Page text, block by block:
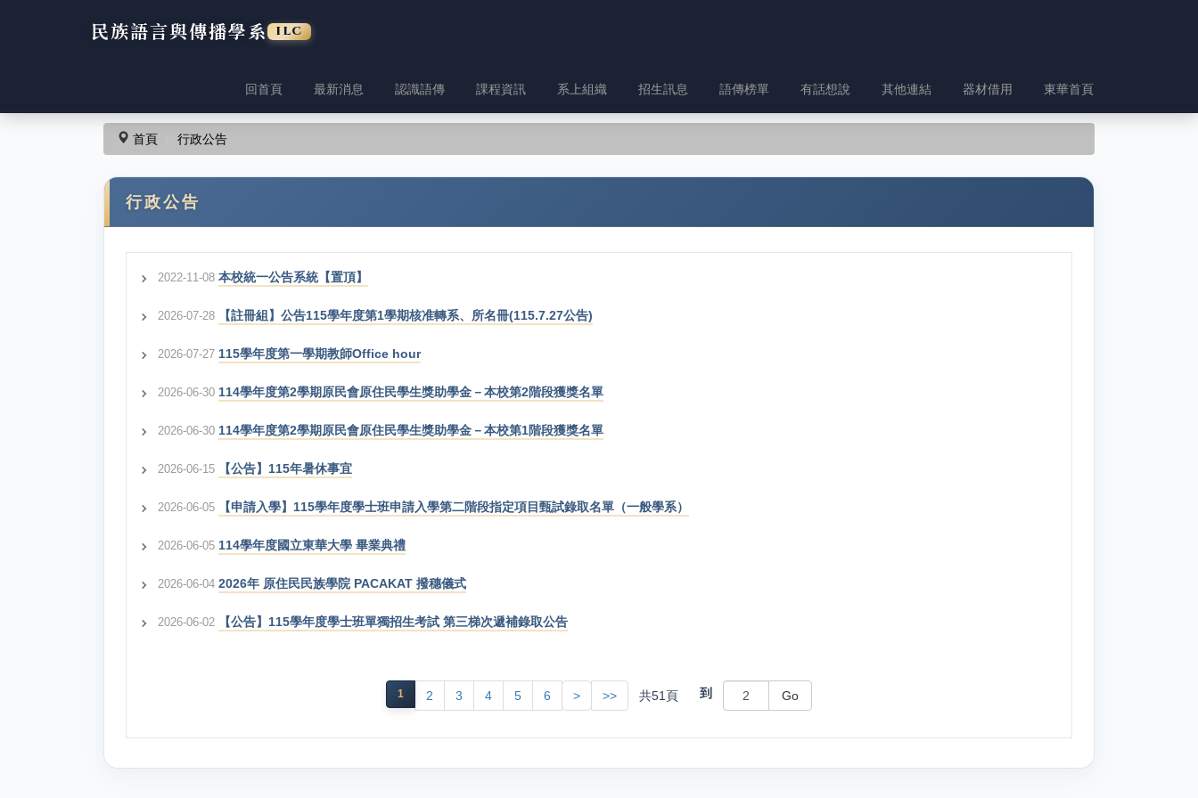
到
民族語言與傳播學系 ILC
回首頁 最新消息 認識語傳 課程資訊 系上組織 招生訊息 語傳榜單 有話想說 其他連結 器材借用 東華首頁
首頁 行政公告
行政公告
2022-11-08 本校統一公告系統【置頂】
2026-07-28 【註冊組】公告115學年度第1學期核准轉系、所名冊(115.7.27公告)
2026-07-27 115學年度第一學期教師Office hour
2026-06-30 114學年度第2學期原民會原住民學生獎助學金－本校第2階段獲獎名單
2026-06-30 114學年度第2學期原民會原住民學生獎助學金－本校第1階段獲獎名單
2026-06-15 【公告】115年暑休事宜
2026-06-05 【申請入學】115學年度學士班申請入學第二階段指定項目甄試錄取名單（一般學系）
2026-06-05 114學年度國立東華大學 畢業典禮
2026-06-04 2026年 原住民民族學院 PACAKAT 撥穗儀式
2026-06-02 【公告】115學年度學士班單獨招生考試 第三梯次遞補錄取公告
1 2 3 4 5 6 > >> 共51頁 到 Go